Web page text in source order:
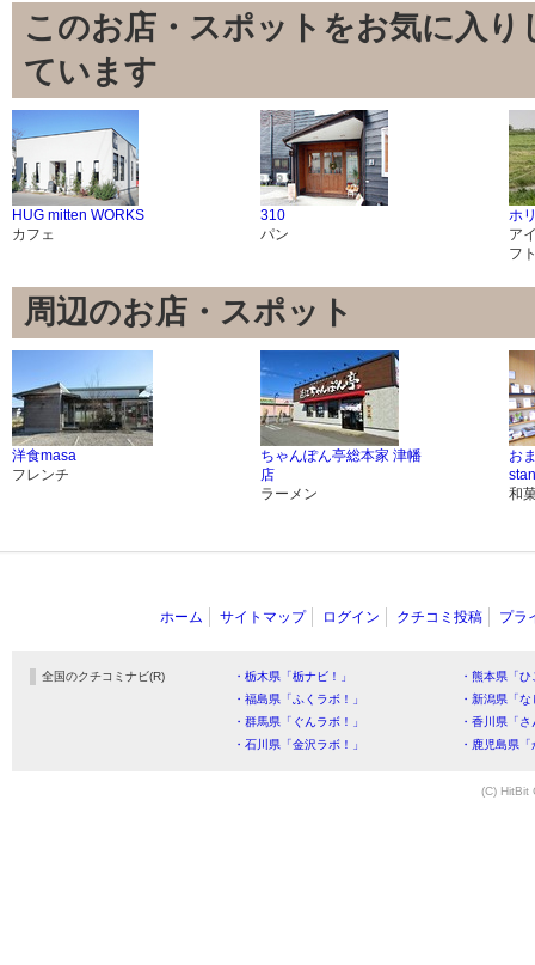
このお店・スポットをお気に入
ています
HUG mitten WORKS
カフェ
310
パン
ホ
ア
フ
周辺のお店・スポット
洋食masa
フレンチ
ちゃんぽん亭総本家 津幡
店
ラーメン
お
和
ホーム サイトマップ ログイン クチコミ投稿 プラ
全国のクチコミナビ(R) ・栃木県「栃ナビ！」
・熊本県「
・福島県「ふくラボ！」
・新潟県「
・群馬県「ぐんラボ！」
・香川県「
・石川県「金沢ラボ！」
・鹿児島県
(C) HitBit